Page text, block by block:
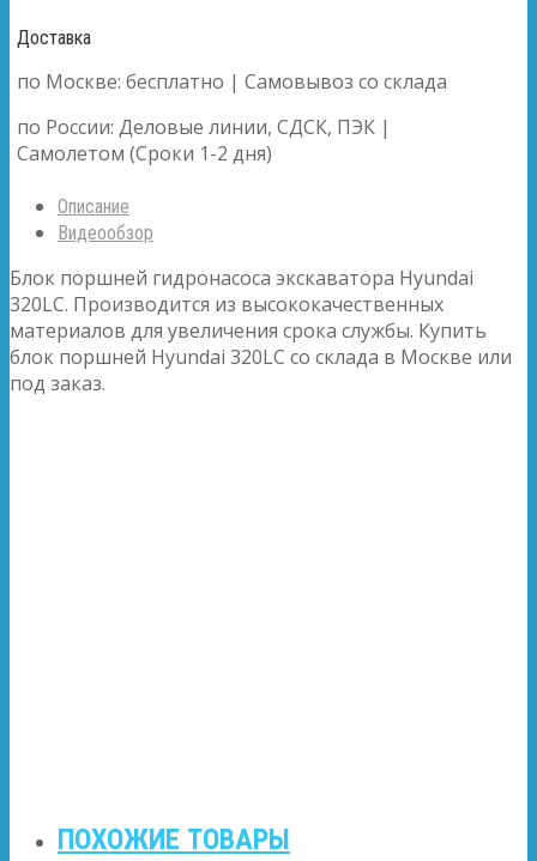
Доставка
по Москве: бесплатно | Самовывоз со склада
по России: Деловые линии, СДСК, ПЭК |
Самолетом (Сроки 1-2 дня)
Описание
Видеообзор
Блок поршней гидронасоса экскаватора Hyundai
320LC. Производится из высококачественных
материалов для увеличения срока службы. Купить
блок поршней Hyundai 320LC со склада в Москве или
под заказ.
ПОХОЖИЕ ТОВАРЫ